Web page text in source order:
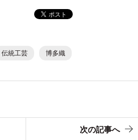
伝統工芸 博多織
次の記事へ